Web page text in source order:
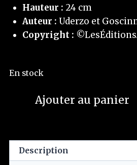
Hauteur : 24 cm
Auteur : Uderzo et
Copyright :
En stock
Ajouter au panier
Description